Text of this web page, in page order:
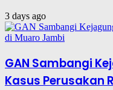
3 days ago
GAN Sambangi
Kasus Perusakan